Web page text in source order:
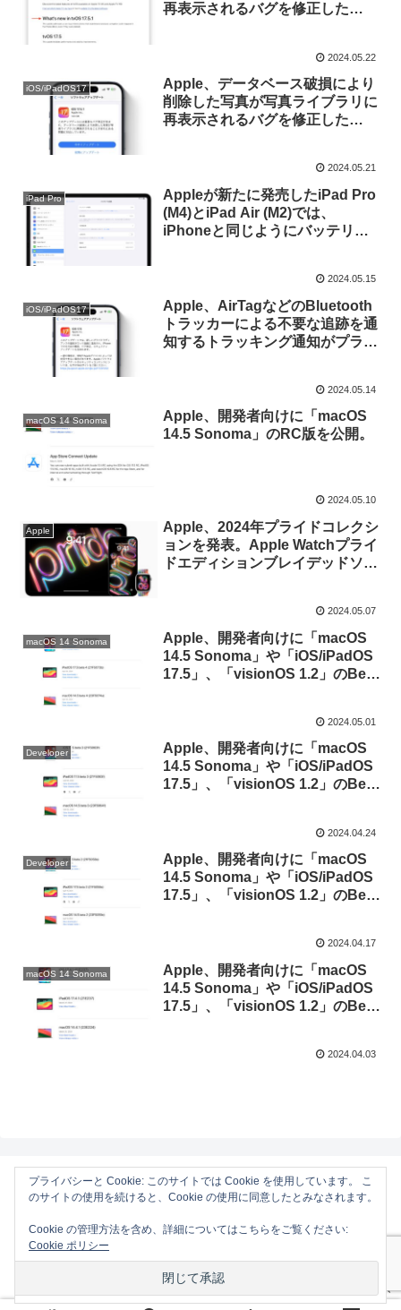
再表示されるバグを修正した
2024.05.22
iOS/iPadOS17
Apple、データベース破損により
削除した写真が写真ライブラリに
再表示されるバグを修正した
2024.05.21
iPad Pro
Appleが新たに発売したiPad Pro
(M4)とiPad Air (M2)では、
iPhoneと同じようにバッテリー
ーの状態」とバッテリー充電率を
80%に制限する「上限80%」機能
が利用可能に。
2024.05.15
iOS/iPadOS17
Apple、AirTagなどのBluetooth
トラッカーによる不要な追跡を通
知するトラッキング通知がプラッ
2024.05.14
macOS 14 Sonoma
Apple、開発者向けに「macOS
14.5 Sonoma」のRC版を公開。
2024.05.10
Apple
Apple、2024年プライドコレクシ
ョンを発表。Apple Watchプライ
ドエディションブレイデッドソロ
watchOS 10.5やiOS/iPadOS 17.5
で利用可能に。
2024.05.07
macOS 14 Sonoma
Apple、開発者向けに「macOS
14.5 Sonoma」や「iOS/iPadOS
17.5」、「visionOS 1.2」のBeta
2024.05.01
Developer
Apple、開発者向けに「macOS
14.5 Sonoma」や「iOS/iPadOS
17.5」、「visionOS 1.2」のBeta
2024.04.24
Developer
Apple、開発者向けに「macOS
14.5 Sonoma」や「iOS/iPadOS
17.5」、「visionOS 1.2」のBeta
2024.04.17
macOS 14 Sonoma
Apple、開発者向けに「macOS
14.5 Sonoma」や「iOS/iPadOS
17.5」、「visionOS 1.2」のBeta
2024.04.03
AAPL Ch.
ホーム
Mac
iOS
Gadget
プライバシーポリシーと免責事項
プライバシーと Cookie: このサイトでは Cookie を使用しています。 こ
のサイトの使用を続けると、Cookie の使用に同意したとみなされます。
Cookie の管理方法を含め、詳細についてはこちらをご覧ください:
Cookie ポリシー